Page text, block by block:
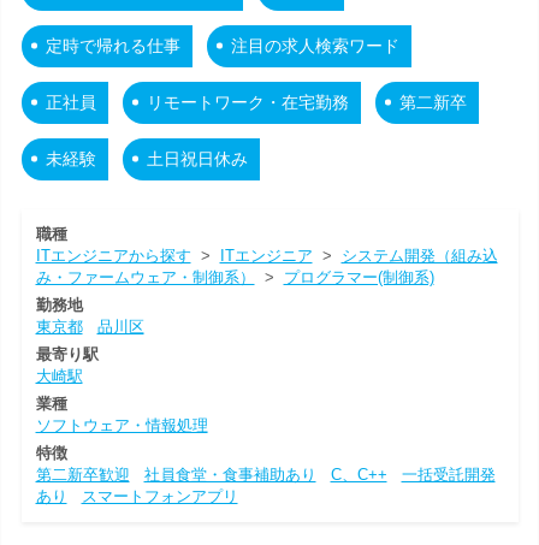
定時で帰れる仕事 注目の求人検索ワード
正社員 リモートワーク・在宅勤務 第二新卒
未経験 土日祝日休み
職種
ITエンジニアから探す > ITエンジニア > システム開発（組み込
み・ファームウェア・制御系）
> プログラマー(制御系)
勤務地
東京都
品川区
最寄り駅
大崎駅
業種
ソフトウェア・情報処理
特徴
第二新卒歓迎
社員食堂・食事補助あり C、C++
一括受託開発
あり
スマートフォンアプリ